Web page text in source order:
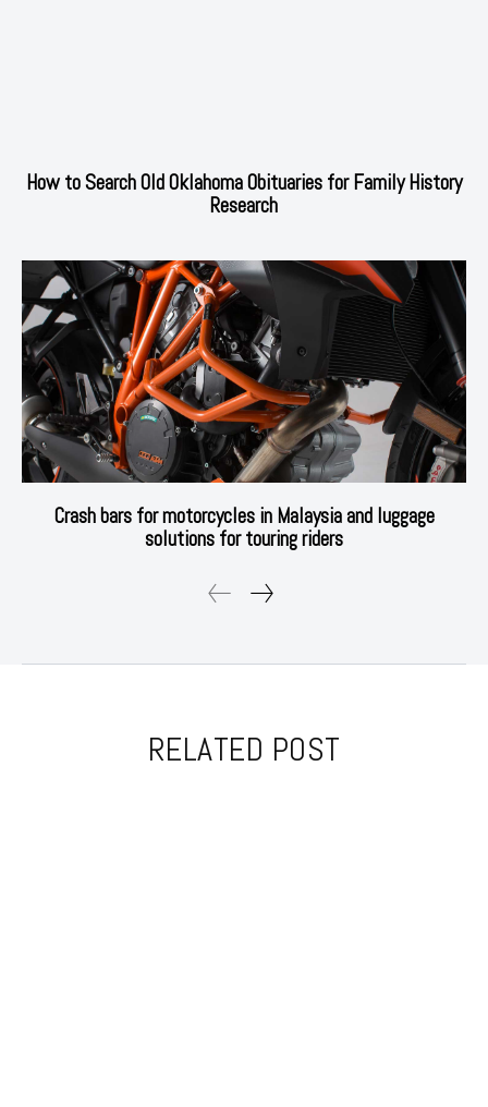
How to Search Old Oklahoma Obituaries for Family History
Research
Crash bars for motorcycles in Malaysia and luggage
solutions for touring riders
RELATED POST